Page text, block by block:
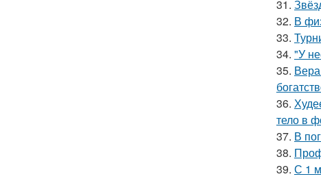
31.
32. В
33.
34. "У
35.
36.
тело в
37. В
38.
39. С 1